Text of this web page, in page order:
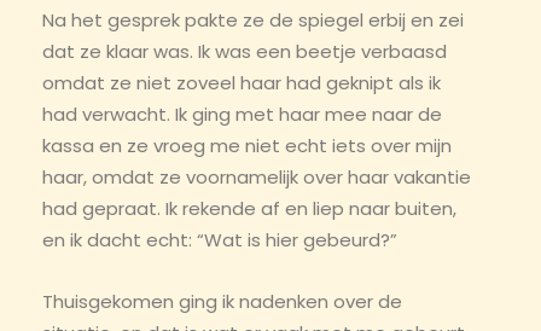
Na het gesprek pakte ze de spiegel erbij en zei
dat ze klaar was. Ik was een beetje verbaasd
omdat ze niet zoveel haar had geknipt als ik
had verwacht. Ik ging met haar mee naar de
kassa en ze vroeg me niet echt iets over mijn
haar, omdat ze voornamelijk over haar vakantie
had gepraat. Ik rekende af en liep naar buiten,
en ik dacht echt: “Wat is hier gebeurd?”
Thuisgekomen ging ik nadenken over de